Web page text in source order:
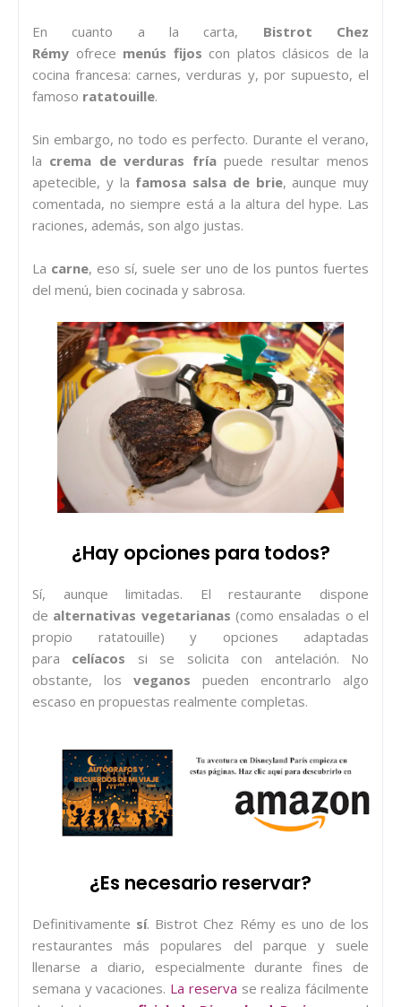
En cuanto a la carta, Bistrot Chez
Rémy ofrece menús fijos con platos clásicos de la
cocina francesa: carnes, verduras y, por supuesto, el
famoso ratatouille.
Sin embargo, no todo es perfecto. Durante el verano,
la crema de verduras fríapuede resultar menos
apetecible, y la famosa salsa de brie, aunque muy
comentada, no siempre está a la altura del hype. Las
raciones, además, son algo justas.
La carne, eso sí, suele ser uno de los puntos fuertes
del menú, bien cocinada y sabrosa.
¿Hay opciones para todos?
Sí, aunque limitadas. El restaurante dispone
de alternativas vegetarianas (como ensaladas o el
propio ratatouille) y opciones adaptadas
para celíacos si se solicita con antelación. No
obstante, los veganos pueden encontrarlo algo
escaso en propuestas realmente completas.
¿Es necesario reservar?
Definitivamente sí. Bistrot Chez Rémy es uno de los
restaurantes más populares del parque y suele
llenarse a diario, especialmente durante fines de
semana y vacaciones. La reserva se realiza fácilmente